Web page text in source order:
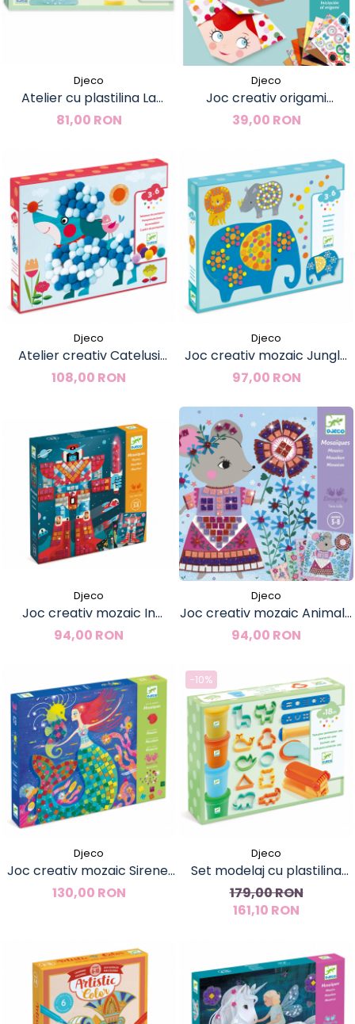
Djeco
Atelier cu plastilina La
coafor, Djeco
81,00 RON
Djeco
Joc creativ origami
Personaje, Djeco
39,00 RON
Djeco
Atelier creativ Catelusi
pufosi, Djeco
108,00 RON
Djeco
Joc creativ mozaic Jungla
vesela, Djeco
97,00 RON
Djeco
Joc creativ mozaic In
spatiu, Djeco
94,00 RON
Djeco
Joc creativ mozaic Animale
de companie, Djeco
94,00 RON
Djeco
Joc creativ mozaic Sirene,
Djeco
130,00 RON
-10%
Djeco
Set modelaj cu plastilina
Culori pop, Djeco
179,00 RON
161,10 RON